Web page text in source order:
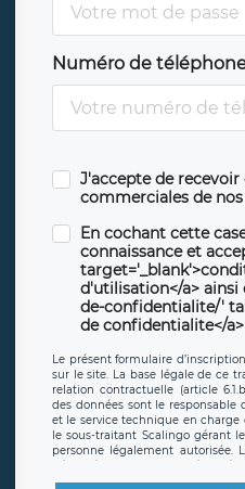
Numéro de
J'accepte de
commerciales de
En cochant cette
connaissance et
d'utilisation</a> ainsi
de-confidentialite/'
de confidentialite</a>
Le présent formulaire
sur le site. La base légale de ce
relation contractuelle (article
des données sont le
et le service technique en charge
le sous-traitant Scalingo gérant
personne légalement autorisée.
hébergé sur un serveur hébergé
offrant desclauses de